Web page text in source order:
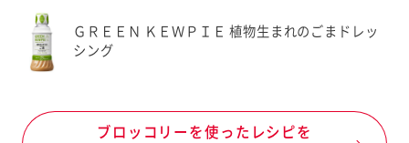
ＧＲＥＥＮ ＫＥＷＰＩＥ 植物生まれのごまドレッ
シング
ブロッコリーを使ったレシピを